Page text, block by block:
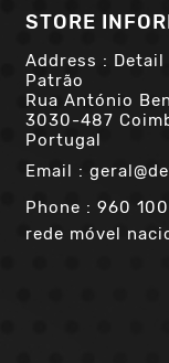
STORE
Address :
Patrão
Rua António
3030-487
Portugal
Email :
Phone : 960
rede móvel